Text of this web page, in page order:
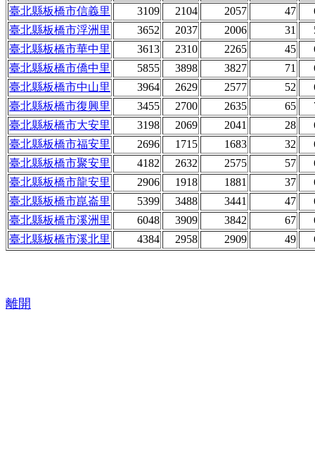
臺北縣板橋市信義里
3109 2104 2057 47
臺北縣板橋市浮洲里
3652 2037 2006 31
臺北縣板橋市華中里
3613 2310 2265 45
臺北縣板橋市僑中里
5855 3898 3827 71
臺北縣板橋市中山里
3964 2629 2577 52
臺北縣板橋市復興里
3455 2700 2635 65
臺北縣板橋市大安里
3198 2069 2041 28
臺北縣板橋市福安里
2696 1715 1683 32
臺北縣板橋市聚安里
4182 2632 2575 57
臺北縣板橋市龍安里
2906 1918 1881 37
臺北縣板橋市崑崙里
5399 3488 3441 47
臺北縣板橋市溪洲里
6048 3909 3842 67
臺北縣板橋市溪北里
4384 2958 2909 49
離開